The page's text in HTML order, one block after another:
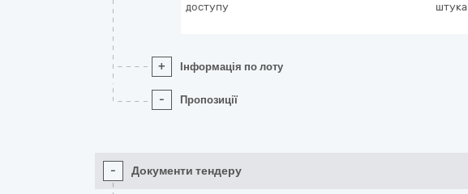
доступу
штука
+ Інформація по лоту
- Пропозиції
- Документи тендеру